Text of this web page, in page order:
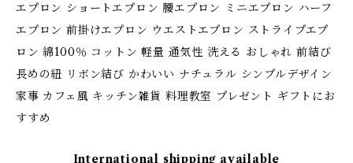
エプロン ショートエプロン 腰エプロン ミニエプロン ハーフ
エプロン 前掛けエプロン ウエストエプロン ストライプエプ
ロン 綿100％ コットン 軽量 通気性 洗える おしゃれ 前結び
長めの紐 リボン結び かわいい ナチュラル シンプルデザイン
家事 カフェ風 キッチン雑貨 料理教室 プレゼント ギフトにお
すすめ
International shipping available